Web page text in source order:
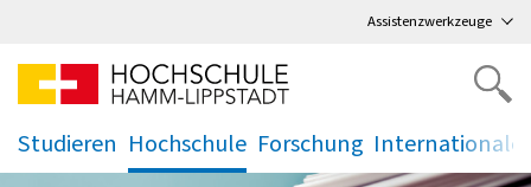
Assistenzwerkzeuge
Studieren
.
Hochschule
.
Forschung
. .